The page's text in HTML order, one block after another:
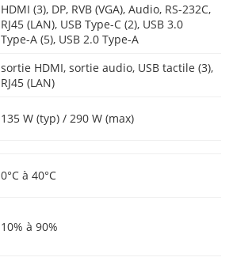
HDMI (3), DP, RVB (VGA), Audio, RS-232C,
RJ45 (LAN), USB Type-C (2), USB 3.0
Type-A (5), USB 2.0 Type-A
sortie HDMI, sortie audio, USB tactile (3),
RJ45 (LAN)
135 W (typ) / 290 W (max)
0°C à 40°C
10% à 90%